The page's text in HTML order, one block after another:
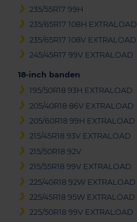
235/55R17 99H
235/65R17 108H EXTRALOAD
235/65R17 108V EXTRALOAD
245/45R17 99V EXTRALOAD
18-inch banden
195/50R18 93H EXTRALOAD
205/40R18 86V EXTRALOAD
205/60R18 99H EXTRALOAD
215/45R18 93V EXTRALOAD
215/50R18 92V
215/55R18 99V EXTRALOAD
225/40R18 92W EXTRALOAD
225/45R18 95W EXTRALOAD
225/50R18 99V EXTRALOAD